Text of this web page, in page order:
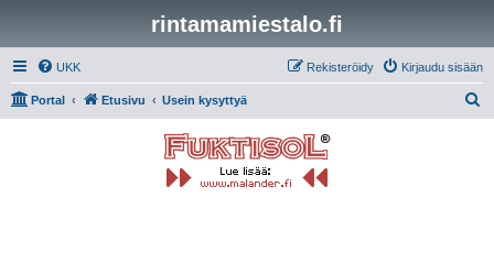
rintamamiestalo.fi
UKK Kirjaudu sisään
Rekisteröidy
Portal Etusivu Usein kysyttyä